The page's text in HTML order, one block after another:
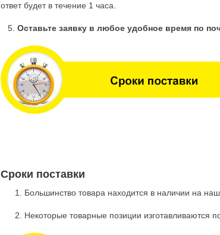
ответ будет в течение 1 часа.
5. Оставьте заявку в любое удобное время по
Сроки поставки
1. Большинство товара находится в наличии на
2. Некоторые товарные позиции изготавливаются